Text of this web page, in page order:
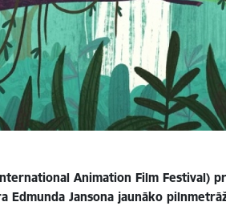
Animation Film Festival)
Jansona jaunāko